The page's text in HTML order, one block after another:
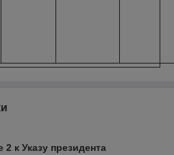
к Указу президента